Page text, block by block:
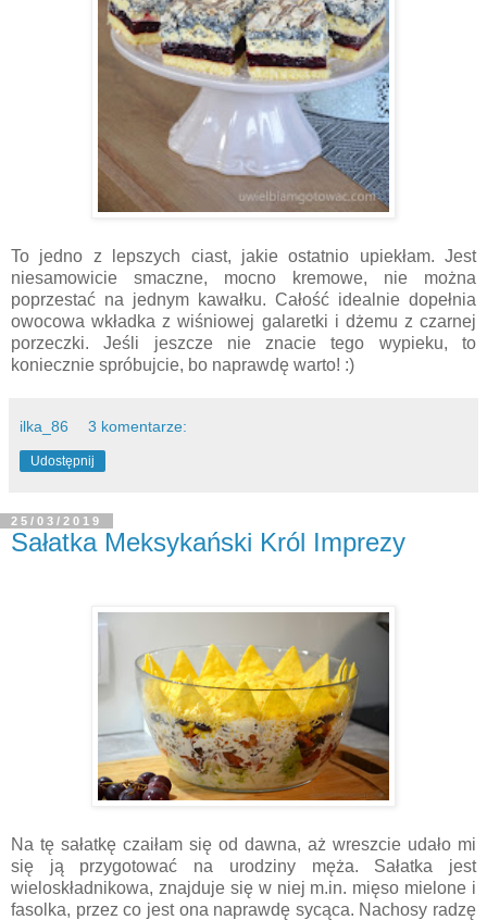
To jedno z lepszych ciast, jakie ostatnio upiekłam. Jest
niesamowicie smaczne, mocno kremowe, nie można
poprzestać na jednym kawałku. Całość idealnie dopełnia
owocowa wkładka z wiśniowej galaretki i dżemu z czarnej
porzeczki. Jeśli jeszcze nie znacie tego wypieku, to
koniecznie spróbujcie, bo naprawdę warto! :)
ilka_86 3 komentarze:
Udostępnij
25/03/2019
Sałatka Meksykański Król Imprezy
Na tę sałatkę czaiłam się od dawna, aż wreszcie udało mi
się ją przygotować na urodziny męża. Sałatka jest
wieloskładnikowa, znajduje się w niej m.in. mięso mielone i
fasolka, przez co jest ona naprawdę sycąca. Nachosy radzę